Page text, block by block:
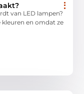
van LED lampen?
kleuren en omdat ze